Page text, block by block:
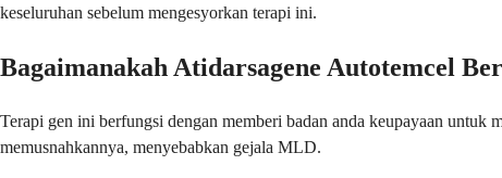
keseluruhan sebelum mengesyorkan terapi ini.
Bagaimanakah Atidarsagene Autotemcel
Terapi gen ini berfungsi dengan memberi badan anda keupayaan untuk
memusnahkannya, menyebabkan gejala MLD.